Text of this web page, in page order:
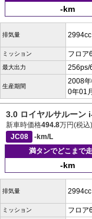
-km
排気量 2994cc
ミッション フロア
最大出力 256ps/
生産期間
2008
0年01月
3.0 ロイヤルサルーン
新車時価格494.8万円(税込)
JC08
-km/L
満タンでどこまで
-km
排気量 2994cc
ミッション フロア